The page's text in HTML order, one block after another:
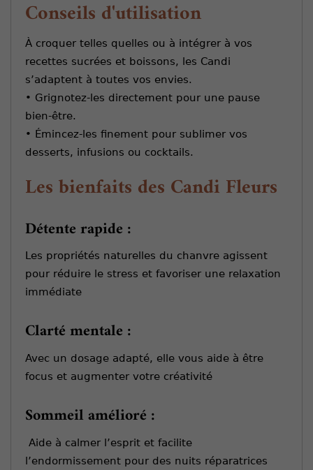
Conseils d'utilisation
À croquer telles quelles ou à intégrer à vos
recettes sucrées et boissons, les Candi
s’adaptent à toutes vos envies.
• Grignotez-les directement pour une pause
bien-être.
• Émincez-les finement pour sublimer vos
desserts, infusions ou cocktails.
Les bienfaits des Candi Fleurs
Détente rapide :
Les propriétés naturelles du chanvre agissent
pour réduire le stress et favoriser une relaxation
immédiate
Clarté mentale :
Avec un dosage adapté, elle vous aide à être
focus et augmenter votre créativité
Sommeil amélioré :
Aide à calmer l’esprit et facilite
l’endormissement pour des nuits réparatrices